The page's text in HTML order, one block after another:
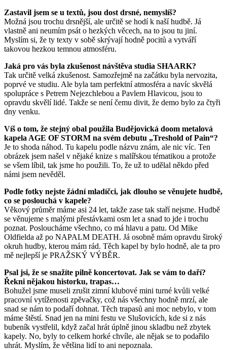
Zastavil jsem se u textů, jsou dost drsné, nemyslíš?
Možná jsou trochu drsnější, ale určitě se hodí k naší hudbě. Já
vlastně ani neumím psát o hezkých věcech, na to jsou tu jiní.
Myslím si, že ty texty v sobě skrývají hodně pocitů a vytváří
takovou hezkou temnou atmosféru.
Jaká pro vás byla zkušenost návštěva studia SHAARK?
Tak určitě velká zkušenost. Samozřejmě na začátku byla nervozita,
poprvé ve studiu. Ale byla tam perfektní atmosféra a navíc skvělá
spolupráce s Petrem Nejezchlebou a Pavlem Hlavicou, jsou to
opravdu skvělí lidé. Takže se není čemu divit, že demo bylo za čtyři
dny venku.
Víš o tom, že stejný obal použila Budějovická doom metalová
kapela AGE OF STORM na svém debutu „Treshold of Pain“?
Je to shoda náhod. Tu kapelu podle názvu znám, ale nic víc. Ten
obrázek jsem našel v nějaké knize s malířskou tématikou a protože
se všem líbil, tak jsme ho použili. To, že už to udělal někdo před
námi jsem nevěděl.
Podle fotky nejste žádní mladíčci, jak dlouho se věnujete hudbě,
co se poslouchá v kapele?
Věkový průměr máme asi 24 let, takže zase tak staří nejsme. Hudbě
se věnujeme s malými přestávkami osm let a snad to jde i trochu
poznat. Posloucháme všechno, co má hlavu a patu. Od Mike
Oldfielda až po NAPALM DEATH. Já osobně mám opravdu široký
okruh hudby, kterou mám rád. Těch kapel by bylo hodně, ale ta pro
mě nejlepší je PRAŽSKÝ VÝBĚR.
Psal jsi, že se snažíte pilně koncertovat. Jak se vám to daří?
Řekni nějakou historku, trapas…
Bohužel jsme museli zrušit zimní klubové mini turné kvůli velké
pracovní vytíženosti zpěvačky, což nás všechny hodně mrzí, ale
snad se nám to podaří dohnat. Těch trapasů ani moc nebylo, v tom
máme štěstí. Snad jen na mini festu ve Slušovicích, kde si z nás
bubeník vystřelil, když začal hrát úplně jinou skladbu než zbytek
kapely. No, byly to celkem horké chvíle, ale nějak se to podařilo
uhrát. Myslím, že většina lidí to ani nepoznala.